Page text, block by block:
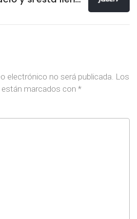
electrónico no será publicada. Los
marcados con *